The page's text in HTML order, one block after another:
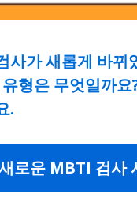
사가 새롭게 바뀌
형은 무엇일까
.
로운 MBTI 검사